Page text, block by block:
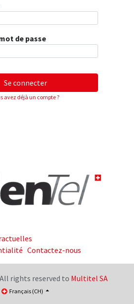
de passe
Se connecter
avez déjà un compte ?
Contactez-nous
rights reserved to Multitel SA
Français (CH)